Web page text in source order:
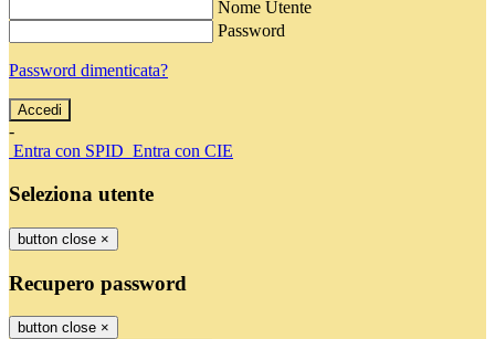
Nome Utente
Password
Password dimenticata?
-
Entra con SPID Entra con CIE
Seleziona utente
button close ×
Recupero password
button close ×